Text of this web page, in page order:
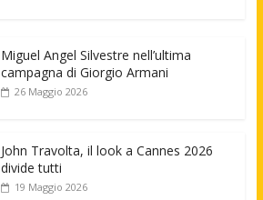
Miguel Angel Silvestre nell’ultima
campagna di Giorgio Armani
26 Maggio 2026
John Travolta, il look a Cannes 2026
divide tutti
19 Maggio 2026